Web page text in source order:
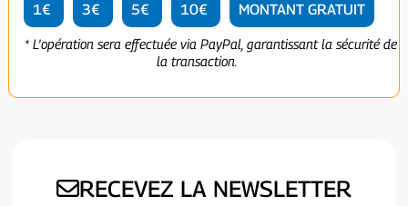
1€ 3€ 5€ 10€ MONTANT GRATUIT
* L'opération sera effectuée via PayPal, garantissant la sécurité de
la transaction.
RECEVEZ LA NEWSLETTER